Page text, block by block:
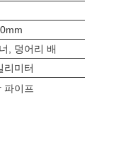
, 덩어리 배
리미터
파이프